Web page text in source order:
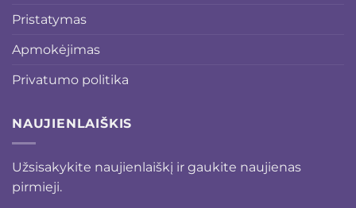
Pristatymas
Apmokėjimas
Privatumo politika
NAUJIENLAIŠKIS
Užsisakykite naujienlaiškį ir gaukite naujienas
pirmieji.